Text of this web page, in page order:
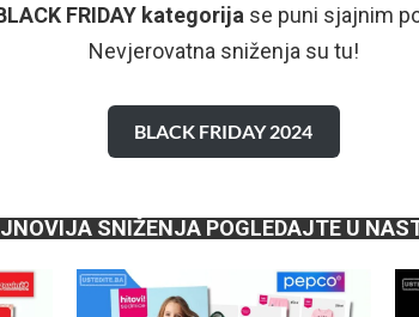
FRIDAY kategorija se puni sjajnim
Nevjerovatna sniženja su tu!
BLACK FRIDAY 2024
SNIŽENJA POGLEDAJTE U